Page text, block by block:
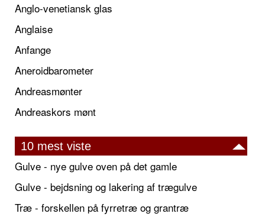
Anglo-venetiansk glas
Anglaise
Anfange
Aneroidbarometer
Andreasmønter
Andreaskors mønt
10 mest viste
Gulve - nye gulve oven på det gamle
Gulve - bejdsning og lakering af trægulve
Træ - forskellen på fyrretræ og grantræ